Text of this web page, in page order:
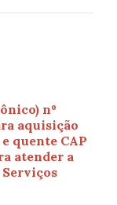
nº
aquisição
quente CAP
atender a
Serviços